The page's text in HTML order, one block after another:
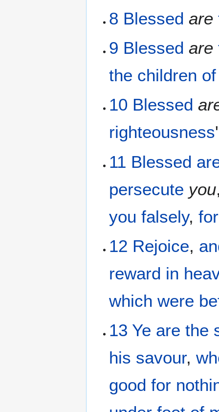
8 Blessed are
9 Blessed are
the children
10 Blessed
righteousness
11 Blessed
persecute you
you falsely,for
12 Rejoice,
reward in
which were
13 Ye are the
his savour,
good for